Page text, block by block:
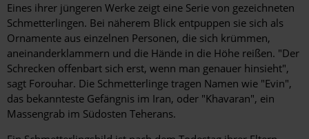
Eines ihrer jüngeren Werke zeigt eine Serie von gezeichneten
Schmetterlingen. Bei näherem Blick entpuppen sie sich als
Ornamente aus einzelnen Personen, die sich krümmen,
aneinanderklammern und die Hände in die Höhe reißen. "Der
Schrecken offenbart sich erst, wenn man genauer hinsieht",
sagt Forouhar. Die Schmetterlinge tragen Namen wie "Evin",
das bekannteste Gefängnis im Iran, oder "Khavaran", ein
Massengrab im Südosten Teherans.